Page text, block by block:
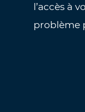
l’accès à
problème